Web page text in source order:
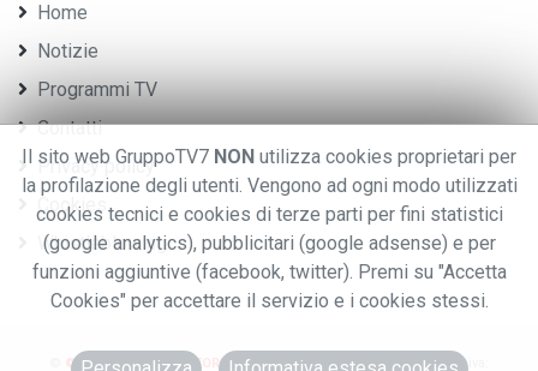
Home
Notizie
Programmi TV
Contatti
Privacy policy
Cookies
Whistleblowing
© 2020 GRUPPO EDITORIALE TV7..TUTTI I DIRITTI RISERVATI. - P.iva:
Il sito web GruppoTV7 NON utilizza cookies proprietari per
la profilazione degli utenti. Vengono ad ogni modo utilizzati
cookies tecnici e cookies di terze parti per fini statistici
(google analytics), pubblicitari (google adsense) e per
funzioni aggiuntive (facebook, twitter). Premi su "Accetta
Cookies" per accettare il servizio e i cookies stessi.